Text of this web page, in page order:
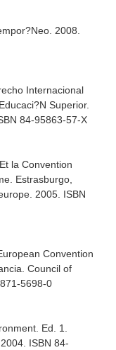
2008.
Internacional
Superior.
84-95863-57-X
la Convention
Estrasburgo,
2005. ISBN
Convention
Council of
5698-0
Ed. 1.
ISBN 84-